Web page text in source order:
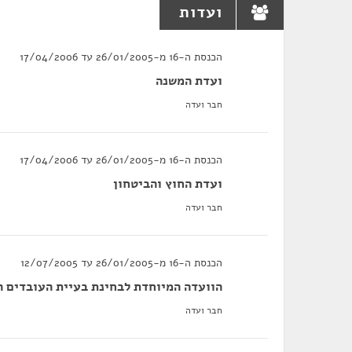
ועדות
הכנסת ה-16 מ-26/01/2005 עד 17/04/2006
ועדת המשנה
חבר ועדה
הכנסת ה-16 מ-26/01/2005 עד 17/04/2006
ועדת החוץ והביטחון
חבר ועדה
הכנסת ה-16 מ-26/01/2005 עד 12/07/2005
הוועדה המיוחדת לבחינת בעיית העובדים
חבר ועדה